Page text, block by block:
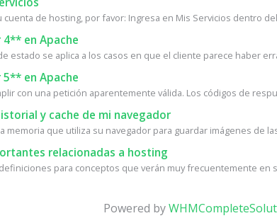
cuenta de hosting, por favor: Ingresa en Mis Servicios dentro
en Apache
estado se aplica a los casos en que el cliente parece haber
en Apache
con una petición aparentemente válida. Los códigos de
y cache de mi navegador
memoria que utiliza su navegador para guardar imágenes de
relacionadas a hosting
para conceptos que verán muy frecuentemente en
Powered by